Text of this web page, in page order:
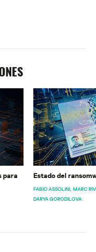
para
Estado del
FABIO ASSOLINI MARC
DARYA GORODILOVA